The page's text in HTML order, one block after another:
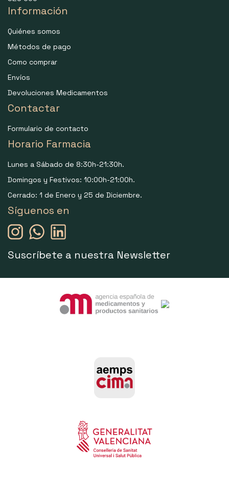
Información
Quiénes somos
Métodos de pago
Como comprar
Envíos
Devoluciones Medicamentos
Contactar
Formulario de contacto
Horario Farmacia
Lunes a Sábado de 8:30h-21:30h.
Domingos y Festivos: 10:00h-21:00h.
Cerrado: 1 de Enero y 25 de Diciembre.
Síguenos en
Suscríbete a nuestra Newsletter